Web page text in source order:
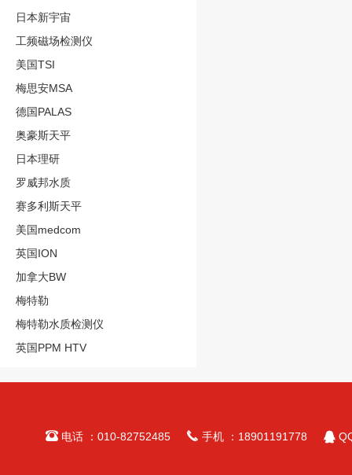
日本新宇宙
工频磁场检测仪
美国TSI
梅思安MSA
德国PALAS
奥豪斯天平
日本理研
罗威邦水质
赛多利斯天平
美国medcom
英国ION
加拿大BW
梅特勒
梅特勒水质检测仪
英国PPM HTV
电话 ：010-82752485  手机 ：18901191778 